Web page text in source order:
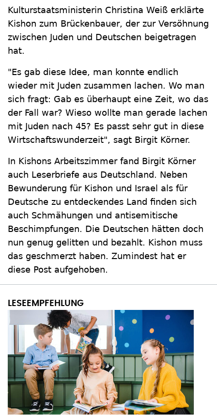
Kulturstaatsministerin Christina Weiß erklärte
Kishon zum Brückenbauer, der zur Versöhnung
zwischen Juden und Deutschen beigetragen
hat.
"Es gab diese Idee, man konnte endlich
wieder mit Juden zusammen lachen. Wo man
sich fragt: Gab es überhaupt eine Zeit, wo das
der Fall war? Wieso wollte man gerade lachen
mit Juden nach 45? Es passt sehr gut in diese
Wirtschaftswunderzeit", sagt Birgit Körner.
In Kishons Arbeitszimmer fand Birgit Körner
auch Leserbriefe aus Deutschland. Neben
Bewunderung für Kishon und Israel als für
Deutsche zu entdeckendes Land finden sich
auch Schmähungen und antisemitische
Beschimpfungen. Die Deutschen hätten doch
nun genug gelitten und bezahlt. Kishon muss
das geschmerzt haben. Zumindest hat er
diese Post aufgehoben.